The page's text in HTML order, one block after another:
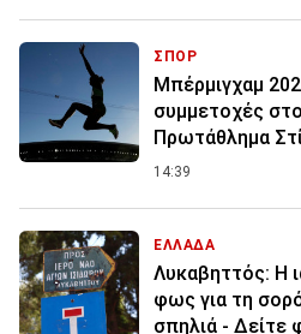
ΣΠΟΡ
Μπέρμιγχαμ
συμμετοχές
Πρωτάθλημα
14:39
ΕΛΛΑΔΑ
Λυκαβηττός: Η
φως για τη
σπηλιά - Δείτε